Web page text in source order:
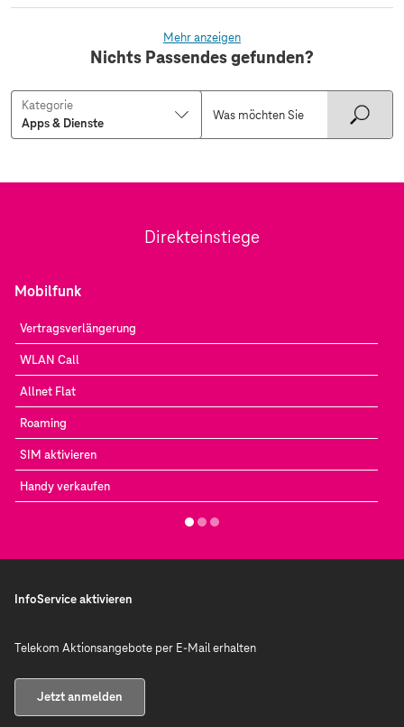
Mehr anzeigen
Nichts Passendes gefunden?
Kategorie
Direkteinstiege
Mobilfunk
Vertragsverlängerung
WLAN Call
Allnet Flat
Roaming
SIM aktivieren
Handy verkaufen
InfoService aktivieren
Telekom Aktionsangebote per E-Mail erhalten
Jetzt anmelden